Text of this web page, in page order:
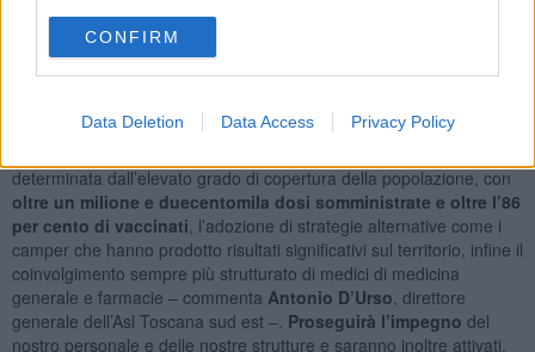
CONFIRM
Data Deletion Data Access Privacy Policy
Sansepolcro.
A Grosseto: il palazzetto di Manciano, ristorante Attimi ad Albinia,
Grosseto, l’ex convento delle Clarisse a Massa Marittima.
determinata dall’elevato grado di copertura della popolazione, con
oltre un milione e duecentomila dosi somministrate e oltre l’86
per cento di vaccinati , l’adozione di strategie alternative come i
camper che hanno prodotto risultati significativi sul territorio, infine il
coinvolgimento sempre più strutturato di medici di medicina
generale e farmacie – commenta Antonio D’Urso , direttore
generale dell’Asl Toscana sud est –. Proseguirà l’impegno del
nostro personale e delle nostre strutture e saranno inoltre attivati,